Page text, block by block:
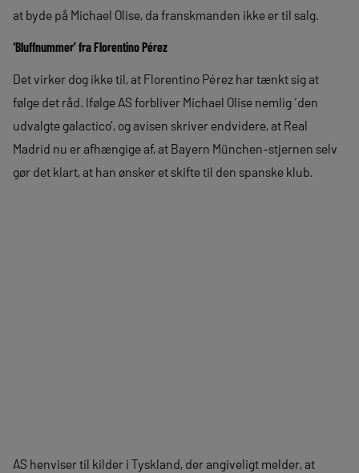
at byde på Michael Olise, da franskmanden ikke er til salg.
‘Bluffnummer’ fra Florentino Pérez
Det virker dog ikke til, at Florentino Pérez har tænkt sig at
følge det råd. Ifølge AS forbliver Michael Olise nemlig ‘den
udvalgte galactico’, og avisen skriver endvidere, at Real
Madrid nu er afhængige af, at Bayern München-stjernen selv
gør det klart, at han ønsker et skifte til den spanske klub.
AS henviser til kilder i Tyskland, der angiveligt melder, at